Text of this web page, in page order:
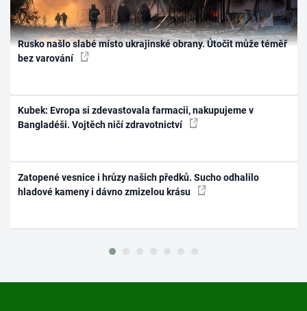
Rusko našlo slabé místo ukrajinské obrany. Útočit může téměř
bez varování
Kubek: Evropa si zdevastovala farmacii, nakupujeme v
Bangladéši. Vojtěch ničí zdravotnictví
Zatopené vesnice i hrůzy našich předků. Sucho odhalilo
hladové kameny i dávno zmizelou krásu